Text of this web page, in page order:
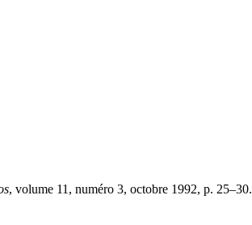
, volume 11, numéro 3, octobre 1992, p. 25–30.